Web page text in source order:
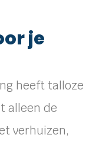
je
heeft talloze
alleen de
verhuizen,